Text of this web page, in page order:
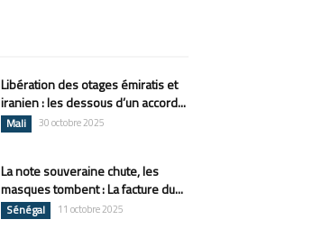
Libération des otages émiratis et
iranien : les dessous d’un accord...
Mali 30 octobre 2025
La note souveraine chute, les
masques tombent : La facture du...
Sénégal 11 octobre 2025